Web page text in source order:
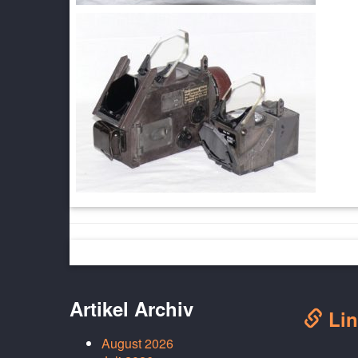
Artikel Archiv
August 2026